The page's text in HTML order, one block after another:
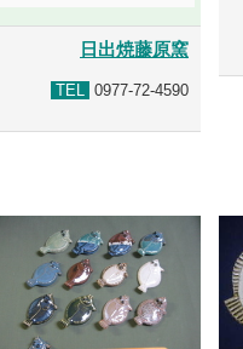
日出焼藤原窯
TEL 0977-72-4590